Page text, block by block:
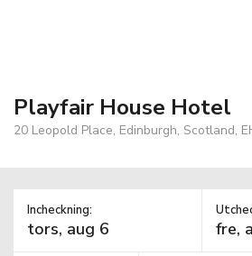
Playfair House Hotel
20 Leopold Place, Edinburgh, Scotland,
Incheckning: